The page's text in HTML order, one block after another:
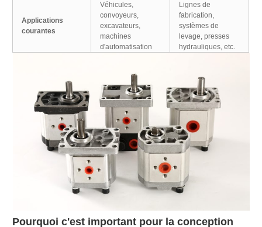
Applications
courantes
Véhicules,
convoyeurs,
excavateurs,
machines
d'automatisation
Lignes de
fabrication,
systèmes de
levage, presses
hydrauliques, etc.
Pourquoi c'est important pour la conception